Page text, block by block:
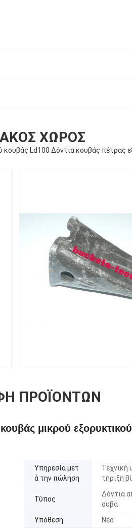
ΧΏΡΟΣ
κουβάς Ld100 Δόντια κουβάς πέτρας
ΠΡΟΪΌΝΤΩΝ
μικρού
Υπηρεσία μετ
ά την πώληση
Τεχνική
τήριξη
Τύπος
Δόντια
ουβά
Υπόθεση
Νέο